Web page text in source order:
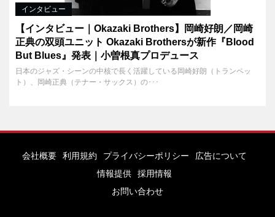
インタビュー
【インタビュー｜Okazaki Brothers】岡崎好朗／岡崎
正典の双頭ユニット Okazaki Brothersが新作『Blood
But Blues』発表｜小曽根真プロデュース
日本のジャズ・シーンの中核で長く活躍している岡崎好朗（トランペッ
ト）、岡崎正典（テナー・サックス）の･･･
会社概要 利用規約 プライバシーポリシー
広告について
情報提供
採用情報
お問い合わせ